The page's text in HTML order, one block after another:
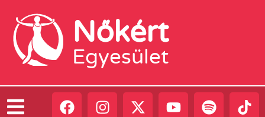
Nőkért
Egyesület